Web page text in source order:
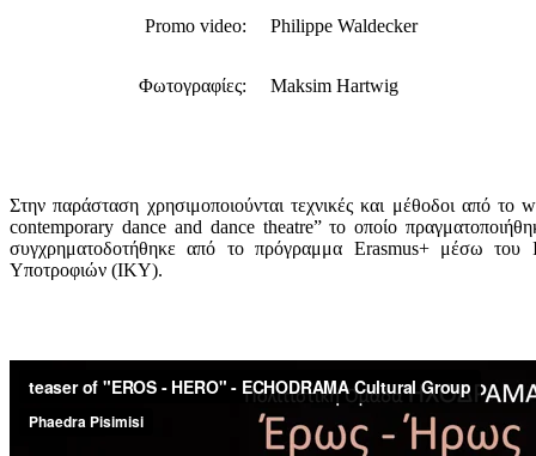
Promo video:
Philippe Waldecker
Φωτογραφίες: Maksim Hartwig
Στην παράσταση χρησιμοποιούνται τεχνικές και μέθοδοι από
contemporary dance and dance theatre” το οποίο
συγχρηματοδοτήθηκε από το πρόγραμμα Erasmus+ μέσω του
Υποτροφιών (ΙΚΥ).